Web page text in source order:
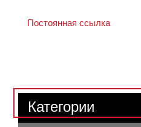
Постоянная ссылка
Категории